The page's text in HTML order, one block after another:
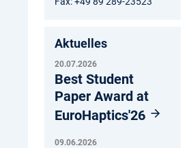
Aktuelles
20.07.2026
Best Student
Paper Award at
EuroHaptics'26
09.06.2026